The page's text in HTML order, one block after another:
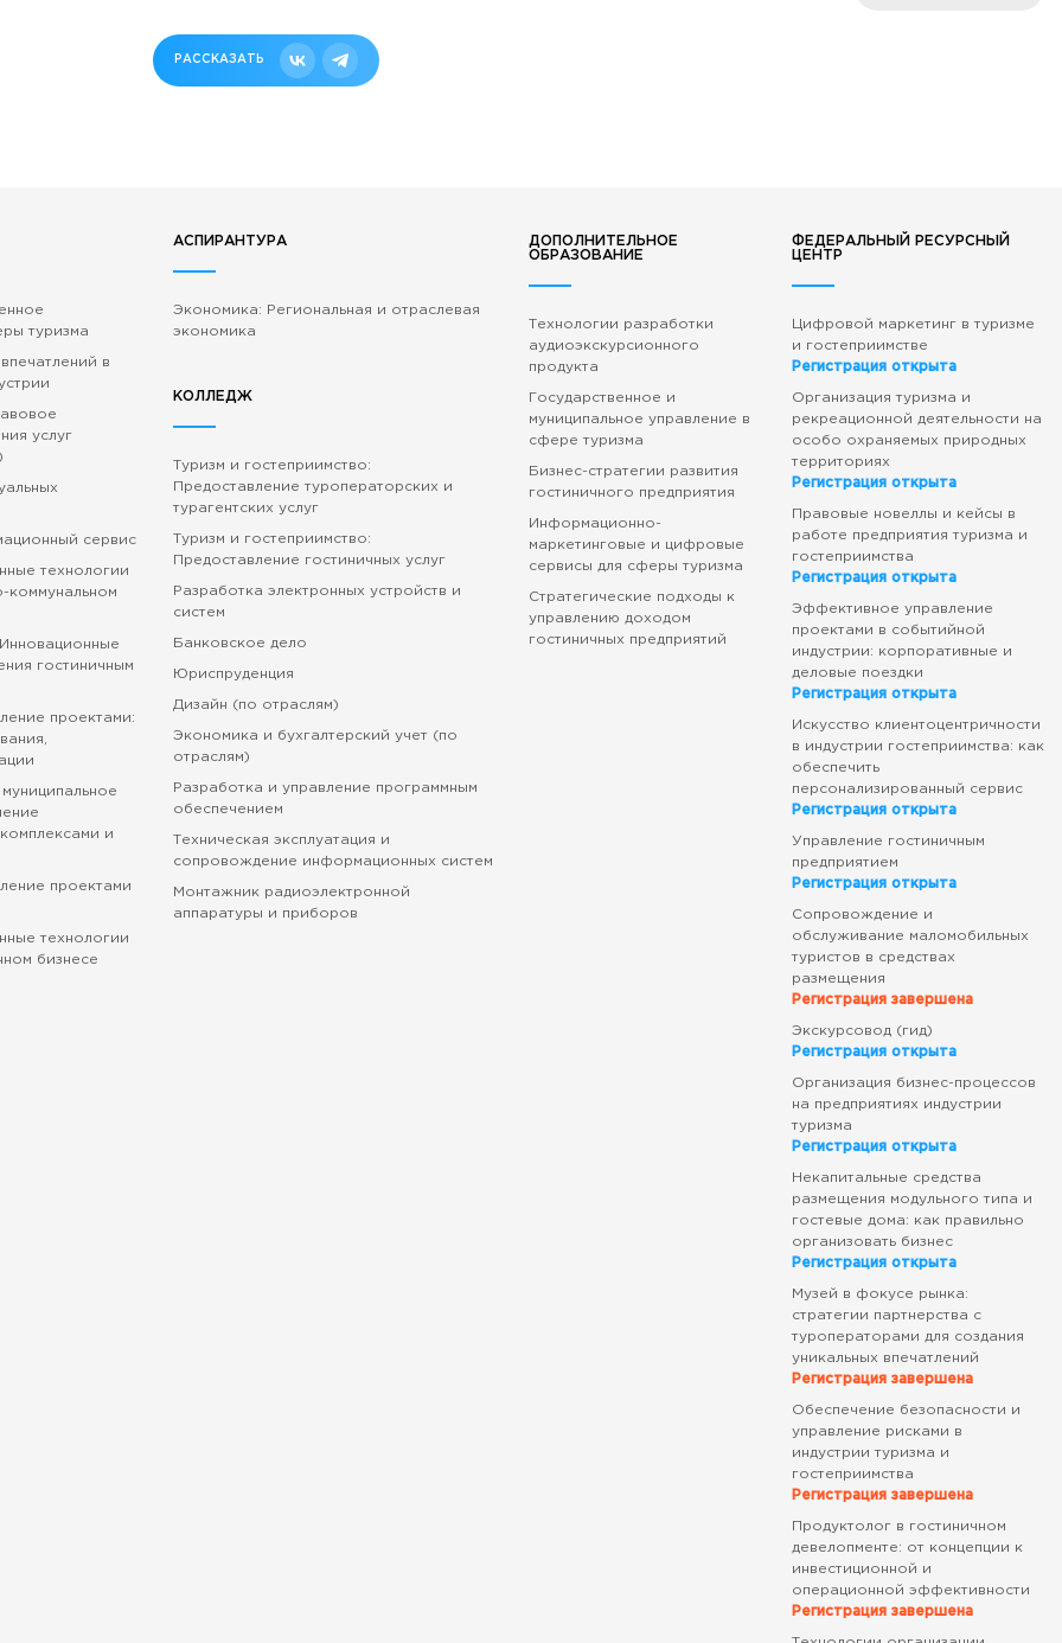
РАССКАЗАТЬ
туризма
в
услуг
сервис
технологии
коммунальном
гостиничным
проектами:
и
проектами
технологии
бизнесе
АСПИРАНТУРА
Экономика: Региональная и отраслевая
экономика
КОЛЛЕДЖ
Туризм и гостеприимство:
Предоставление туроператорских и
турагентских услуг
Туризм и гостеприимство:
Предоставление гостиничных услуг
Разработка электронных устройств и
систем
Банковское дело
Юриспруденция
Дизайн (по отраслям)
Экономика и бухгалтерский учет (по
отраслям)
Разработка и управление программным
обеспечением
Техническая эксплуатация и
сопровождение информационных систем
Монтажник радиоэлектронной
аппаратуры и приборов
ДОПОЛНИТЕЛЬНОЕ
ОБРАЗОВАНИЕ
Технологии разработки
аудиоэкскурсионного
продукта
Государственное и
муниципальное управление в
сфере туризма
Бизнес-стратегии развития
гостиничного предприятия
Информационно-
маркетинговые и цифровые
сервисы для сферы туризма
Стратегические подходы к
управлению доходом
гостиничных предприятий
ФЕДЕРАЛЬНЫЙ РЕСУРСНЫЙ
ЦЕНТР
Цифровой маркетинг в туризме
и гостеприимстве
Регистрация открыта
Организация туризма и
рекреационной деятельности на
особо охраняемых природных
территориях
Регистрация открыта
Правовые новеллы и кейсы в
работе предприятия туризма и
гостеприимства
Регистрация открыта
Эффективное управление
проектами в событийной
индустрии: корпоративные и
деловые поездки
Регистрация открыта
Искусство клиентоцентричности
в индустрии гостеприимства: как
обеспечить
персонализированный сервис
Регистрация открыта
Управление гостиничным
предприятием
Регистрация открыта
Сопровождение и
обслуживание маломобильных
туристов в средствах
размещения
Регистрация завершена
Экскурсовод (гид)
Регистрация открыта
Организация бизнес-процессов
на предприятиях индустрии
туризма
Регистрация открыта
Некапитальные средства
размещения модульного типа и
гостевые дома: как правильно
организовать бизнес
Регистрация открыта
Музей в фокусе рынка:
стратегии партнерства с
туроператорами для создания
уникальных впечатлений
Регистрация завершена
Обеспечение безопасности и
управление рисками в
индустрии туризма и
гостеприимства
Регистрация завершена
Продуктолог в гостиничном
девелопменте: от концепции к
инвестиционной и
операционной эффективности
Регистрация завершена